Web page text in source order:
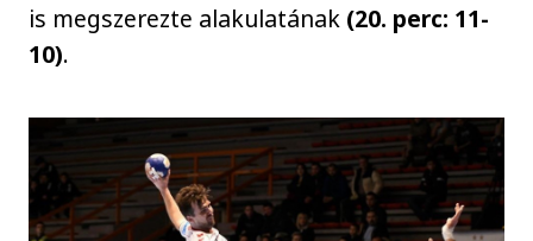
is megszerezte alakulatának (20. perc: 11-
10).